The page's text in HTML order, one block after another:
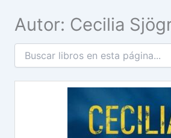
Autor: Cecilia